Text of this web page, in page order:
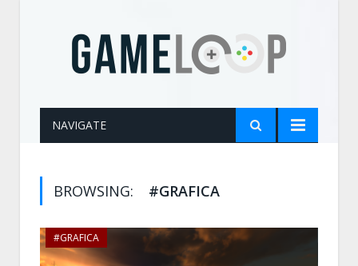
NAVIGATE
BROWSING: #GRAFICA
#GRAFICA